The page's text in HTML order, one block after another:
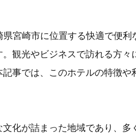
宮崎市に位置する快適で便
観光やビジネスで訪れる方
事では、このホテルの特徴
化が詰まった地域であり、